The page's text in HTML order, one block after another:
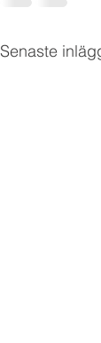
Senaste